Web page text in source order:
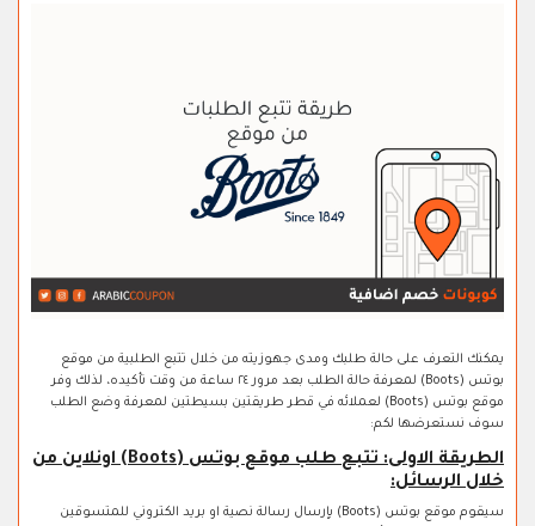
يمكنك التعرف على حالة طلبك ومدى جهوزيته من خلال تتبع الطلبية من موقع
بوتس (Boots) لمعرفة حالة الطلب بعد مرور ٢٤ ساعة من وقت تأكيده، لذلك وفر
موقع بوتس (Boots) لعملائه في قطر طريقتين بسيطتين لمعرفة وضع الطلب
سوف نستعرضها لكم:
الطريقة الاولى: تتبع طلب موقع بوتس (Boots) اونلاين من
خلال الرسائل:
سيقوم موقع بوتس (Boots) بإرسال رسالة نصية او بريد الكتروني للمتسوقين